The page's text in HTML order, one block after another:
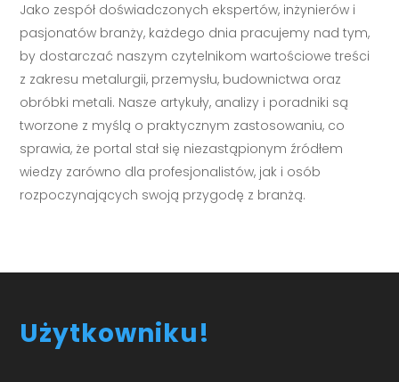
Jako zespół doświadczonych ekspertów, inżynierów i
pasjonatów branży, każdego dnia pracujemy nad tym,
by dostarczać naszym czytelnikom wartościowe treści
z zakresu metalurgii, przemysłu, budownictwa oraz
obróbki metali. Nasze artykuły, analizy i poradniki są
tworzone z myślą o praktycznym zastosowaniu, co
sprawia, że portal stał się niezastąpionym źródłem
wiedzy zarówno dla profesjonalistów, jak i osób
rozpoczynających swoją przygodę z branżą.
Użytkowniku!